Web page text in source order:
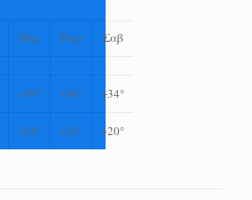
Πεμ Παρ Σαβ
+39° +36° +34°
+24° +23° +20°